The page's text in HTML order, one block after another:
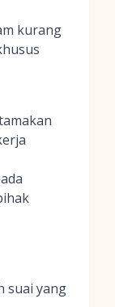
kurang
suai yang